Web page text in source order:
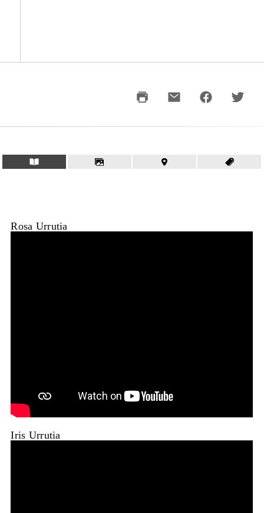
Rosa Urrutia
Iris Urrutia